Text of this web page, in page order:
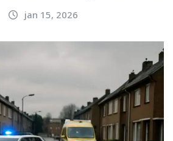
jan 15, 2026